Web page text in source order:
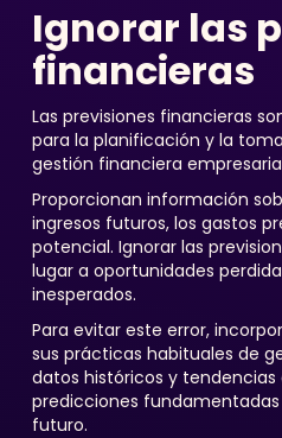
Ignorar las
financieras
Las previsiones financieras
para la planificación y la
gestión financiera
Proporcionan información
ingresos futuros, los gastos
potencial. Ignorar las
lugar a oportunidades
inesperados.
Para evitar este error,
sus prácticas habituales de
datos históricos y
predicciones
futuro.